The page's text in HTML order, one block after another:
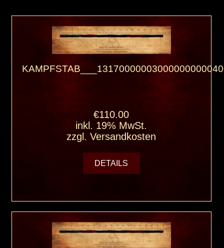
€110.00
inkl. 19% MwSt.
zzgl.Versandkosten
DETAILS